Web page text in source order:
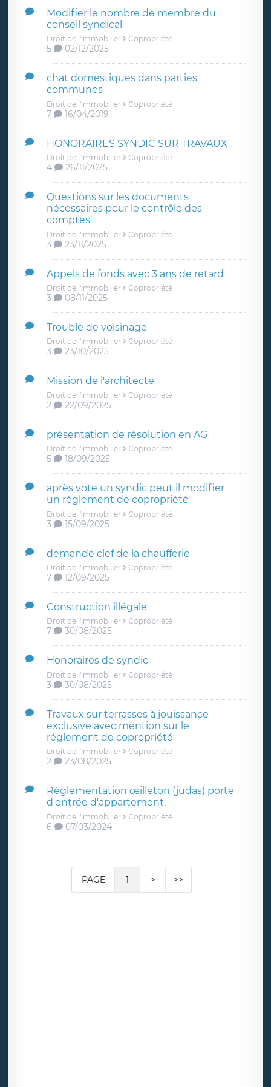
Modifier le nombre de membre du
conseil syndical
Droit de l'immobilier Copropriété
5 02/12/2025
chat domestiques dans parties
communes
Droit de l'immobilier Copropriété
7 16/04/2019
HONORAIRES SYNDIC SUR TRAVAUX
Droit de l'immobilier Copropriété
4 26/11/2025
Questions sur les documents
nécessaires pour le contrôle des
comptes
Droit de l'immobilier Copropriété
3 23/11/2025
Appels de fonds avec 3 ans de retard
Droit de l'immobilier Copropriété
3 08/11/2025
Trouble de voisinage
Droit de l'immobilier Copropriété
3 23/10/2025
Mission de l'architecte
Droit de l'immobilier Copropriété
2 22/09/2025
présentation de résolution en AG
Droit de l'immobilier Copropriété
5 18/09/2025
après vote un syndic peut il modifier
un règlement de copropriété
Droit de l'immobilier Copropriété
3 15/09/2025
demande clef de la chaufferie
Droit de l'immobilier Copropriété
7 12/09/2025
Construction illégale
Droit de l'immobilier Copropriété
7 30/08/2025
Honoraires de syndic
Droit de l'immobilier Copropriété
3 30/08/2025
Travaux sur terrasses à jouissance
exclusive avec mention sur le
réglement de copropriété
Droit de l'immobilier Copropriété
2 23/08/2025
Règlementation œilleton (judas) porte
d'entrée d'appartement.
Droit de l'immobilier Copropriété
6 07/03/2024
PAGE 1 > >>